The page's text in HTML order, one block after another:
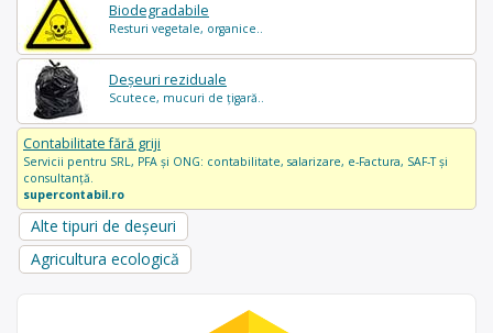
Biodegradabile
Resturi vegetale, organice..
Deșeuri reziduale
Scutece, mucuri de țigară..
Contabilitate fără griji
Servicii pentru SRL, PFA și ONG: contabilitate, salarizare, e-Factura, SAF-T și
consultanță.
supercontabil.ro
Alte tipuri de deșeuri
Agricultura ecologică